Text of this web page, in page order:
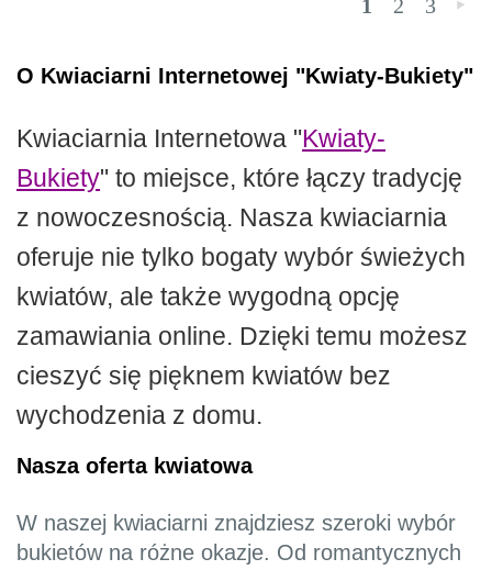
1 2 3 »
O Kwiaciarni Internetowej "Kwiaty-Bukiety"
Kwiaciarnia Internetowa "Kwiaty-
Bukiety" to miejsce, które łączy tradycję
z nowoczesnością. Nasza kwiaciarnia
oferuje nie tylko bogaty wybór świeżych
kwiatów, ale także wygodną opcję
zamawiania online. Dzięki temu możesz
cieszyć się pięknem kwiatów bez
wychodzenia z domu.
Nasza oferta kwiatowa
W naszej kwiaciarni znajdziesz szeroki wybór
bukietów na różne okazje. Od romantycznych